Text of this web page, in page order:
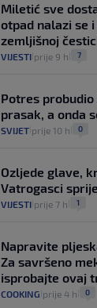
Miletić sve
otpad nalazi se
zemljišnoj
VIJESTI prije 9 h 7
Potres
prasak, a onda
SVIJET prije 10 h 0
Ozljede glave,
Vatrogasci
VIJESTI prije 7 h 1
Napravite
Za savršeno
isprobajte ovaj
COOKING prije 4 h 0